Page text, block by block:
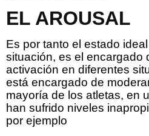
EL AROUSAL
Es por tanto el estado
situación, es el encargado
activación en diferentes
está encargado de
mayoría de los atletas, en
han sufrido niveles
por ejemplo